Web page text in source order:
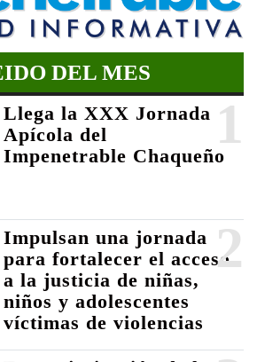
DEL MES
1
Llega la XXX Jornada
Apícola del
Impenetrable Chaqueño
2
Impulsan una jornada
para fortalecer el acceso
a la justicia de niñas,
niños y adolescentes
víctimas de violencias